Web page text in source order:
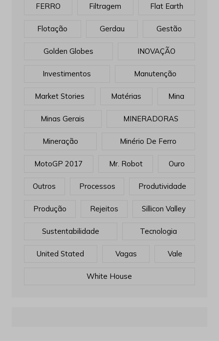
FERRO Filtragem Flat Earth
Flotação Gerdau Gestão
Golden Globes INOVAÇÃO
Investimentos Manutenção
Market Stories Matérias Mina
Minas Gerais MINERADORAS
Mineração Minério De Ferro
MotoGP 2017 Mr. Robot Ouro
Outros Processos Produtividade
Produção Rejeitos Sillicon Valley
Sustentabilidade Tecnologia
United Stated Vagas Vale
White House